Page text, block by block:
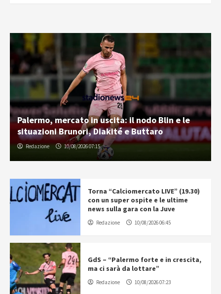
Palermo, mercato in uscita: il nodo Blin e le
situazioni Brunori, Diakité e Buttaro
Redazione 10/08/2026 07:15
Torna “Calciomercato LIVE” (19.30)
con un super ospite e le ultime
news sulla gara con la Juve
Redazione 10/08/2026 06:45
GdS – “Palermo forte e in crescita,
ma ci sarà da lottare”
Redazione 10/08/2026 07:23